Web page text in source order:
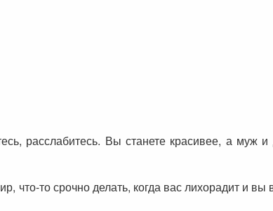
расслабитесь. Вы станете красивее, а муж и
то срочно делать, когда вас лихорадит и вы